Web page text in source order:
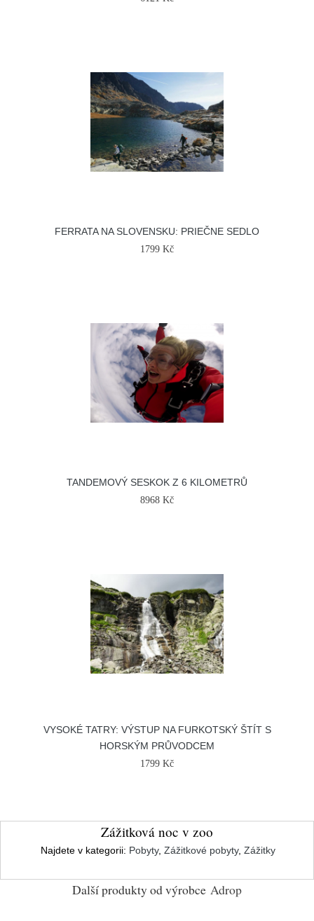
FERRATA NA SLOVENSKU: PRIEČNE SEDLO
1799 Kč
TANDEMOVÝ SESKOK Z 6 KILOMETRŮ
8968 Kč
VYSOKÉ TATRY: VÝSTUP NA FURKOTSKÝ ŠTÍT S
HORSKÝM PRŮVODCEM
1799 Kč
Zážitková noc v zoo
Najdete v kategorii: Pobyty, Zážitkové pobyty, Zážitky
Další produkty od výrobce Adrop